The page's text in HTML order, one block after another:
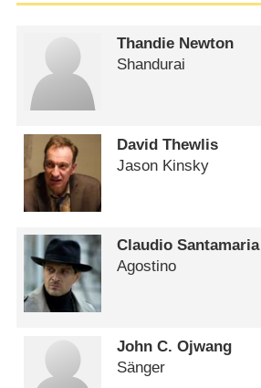
Thandie Newton
Shandurai
David Thewlis
Jason Kinsky
Claudio Santamaria
Agostino
John C. Ojwang
Sänger